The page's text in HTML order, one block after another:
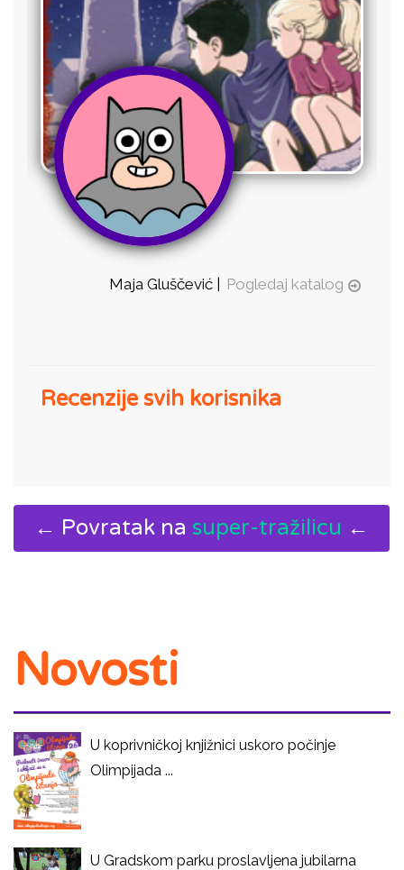
Maja Gluščević | Pogledaj katalog
Recenzije svih korisnika
← Povratak na super-tražilicu ←
Novosti
U koprivničkoj knjižnici uskoro počinje
Olimpijada ...
U Gradskom parku proslavljena jubilarna